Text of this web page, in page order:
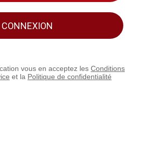
CONNEXION
vous en acceptez les Conditions
et la Politique de confidentialité